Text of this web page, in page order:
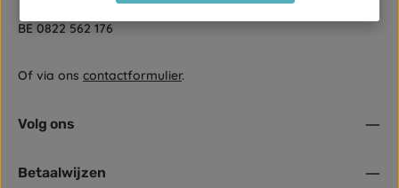
BE 0822 562 176
Of via ons contactformulier.
Volg ons
Betaalwijzen